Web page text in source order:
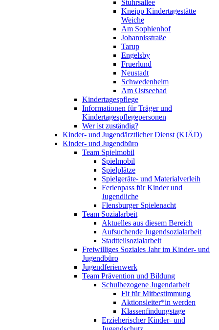
Stuhrsallee
Kneipp Kindertagestätte
Weiche
Am Sophienhof
Johannisstraße
Tarup
Engelsby
Fruerlund
Neustadt
Schwedenheim
Am Ostseebad
Kindertagespflege
Informationen für Träger und
Kindertagespflegepersonen
Wer ist zuständig?
Kinder- und Jugendärztlicher Dienst (KJÄD)
Kinder- und Jugendbüro
Team Spielmobil
Spielmobil
Spielplätze
Spielgeräte- und Materialverleih
Ferienpass für Kinder und
Jugendliche
Flensburger Spielenacht
Team Sozialarbeit
Aktuelles aus diesem Bereich
Aufsuchende Jugendsozialarbeit
Stadtteilsozialarbeit
Freiwilliges Soziales Jahr im Kinder- und
Jugendbüro
Jugendferienwerk
Team Prävention und Bildung
Schulbezogene Jugendarbeit
Fit für Mitbestimmung
Aktionsleiter*in werden
Klassenfindungstage
Erzieherischer Kinder- und